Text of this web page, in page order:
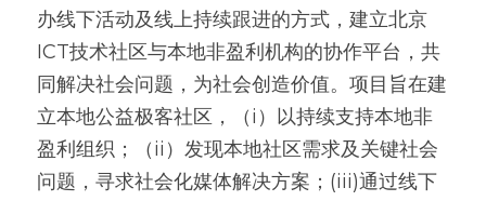
办线下活动及线上持续跟进的方式，建立北京
ICT技术社区与本地非盈利机构的协作平台，共
同解决社会问题，为社会创造价值。项目旨在建
立本地公益极客社区，（i）以持续支持本地非
盈利组织；（ii）发现本地社区需求及关键社会
问题，寻求社会化媒体解决方案；(iii)通过线下